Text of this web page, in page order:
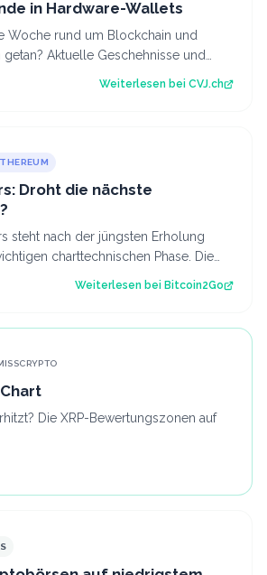
in Hardware-Wallets
Woche rund um Blockchain und
Aktuelle Geschehnisse und
Weiterlesen bei CVJ.ch
Droht die nächste
steht nach der jüngsten Erholung
charttechnischen Phase. Die
Weiterlesen bei Bitcoin2Go
Die XRP-Bewertungszonen auf